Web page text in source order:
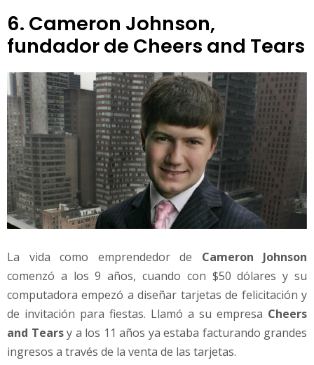
6. Cameron Johnson,
fundador de Cheers and Tears
La vida como emprendedor de Cameron Johnson
comenzó a los 9 años, cuando con $50 dólares y su
computadora empezó a diseñar tarjetas de felicitación y
de invitación para fiestas. Llamó a su empresa Cheers
and Tearsy a los 11 años ya estaba facturando grandes
ingresos a través de la venta de las tarjetas.